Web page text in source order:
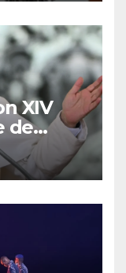
XIV
de